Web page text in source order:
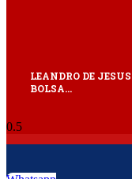
LEANDRO DE
BOLSA…